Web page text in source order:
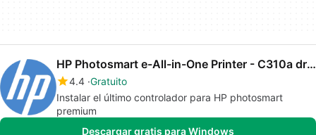
HP Photosmart e-All-in-One Printer - C310a drivers
4.4 Gratuito
Instalar el último controlador para HP photosmart
premium
Descargar gratis para Windows